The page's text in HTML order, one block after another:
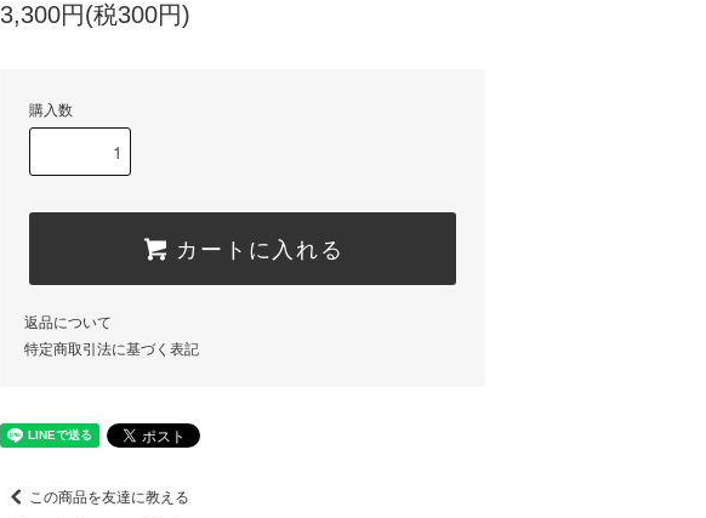
3,300円(税300円)
購入数
カートに入れる
返品について
特定商取引法に基づく表記
この商品を友達に教える